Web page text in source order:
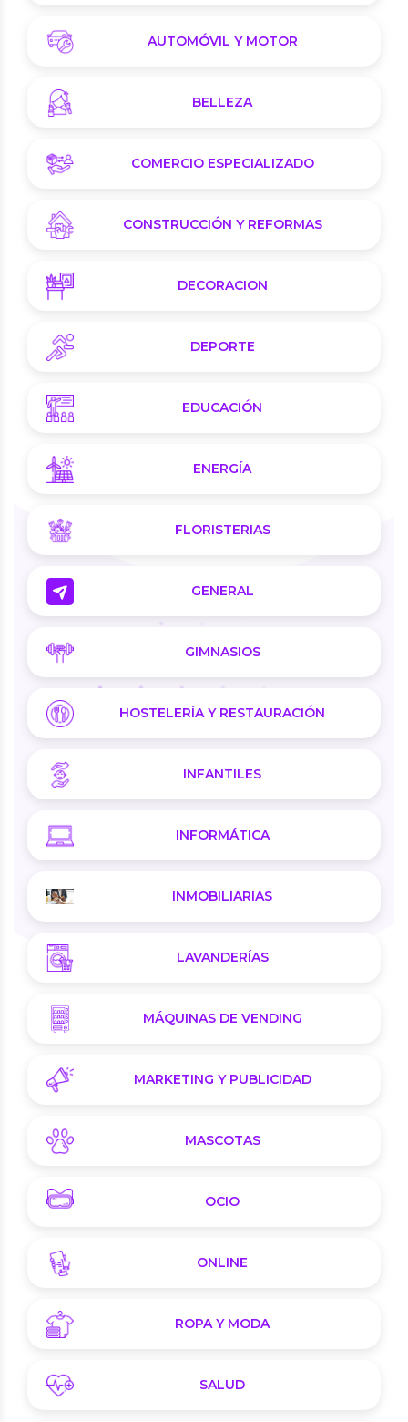
AUTOMÓVIL Y MOTOR
BELLEZA
COMERCIO ESPECIALIZADO
CONSTRUCCIÓN Y REFORMAS
DECORACION
DEPORTE
EDUCACIÓN
ENERGÍA
FLORISTERIAS
GENERAL
GIMNASIOS
HOSTELERÍA Y RESTAURACIÓN
INFANTILES
INFORMÁTICA
INMOBILIARIAS
LAVANDERÍAS
MÁQUINAS DE VENDING
MARKETING Y PUBLICIDAD
MASCOTAS
OCIO
ONLINE
ROPA Y MODA
SALUD